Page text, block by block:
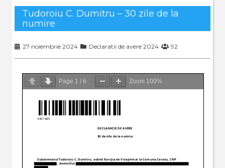
Tudoroiu C. Dumitru – 30 zile de la
numire
27 noiembrie 2024 Declaratii de avere 2024 92
Page 1 / 6 Zoom 100%